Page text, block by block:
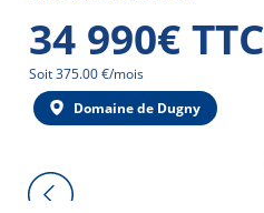
34 990€ TTC
Mensualité
Soit 375.00 €/mois
Domaine de Dugny